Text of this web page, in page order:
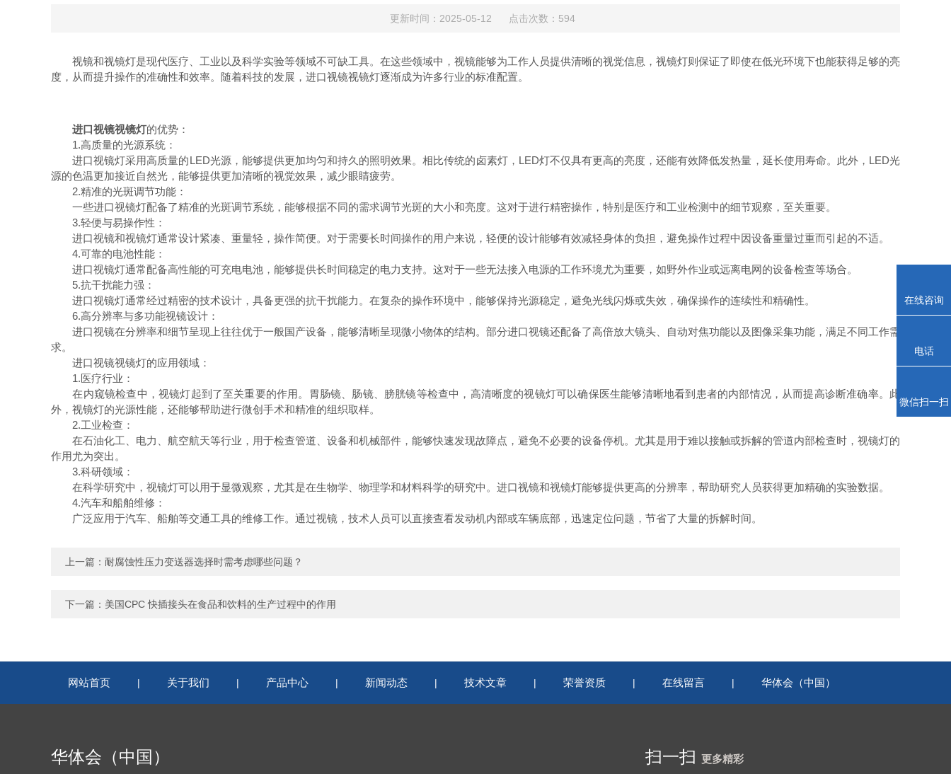
更新时间：2025-05-12 点击次数：594
视镜和视镜灯是现代医疗、工业以及科学实验等领域不可缺工具。在这些领域中，视镜能够为工作人员提供清晰的视觉信息，视镜灯则保证了即使在低光环境下也能获得足够的亮
度，从而提升操作的准确性和效率。随着科技的发展，进口视镜视镜灯逐渐成为许多行业的标准配置。
进口视镜视镜灯的优势：
1.高质量的光源系统：
进口视镜灯采用高质量的LED光源，能够提供更加均匀和持久的照明效果。相比传统的卤素灯，LED灯不仅具有更高的亮度，还能有效降低发热量，延长使用寿命。此外，LED光
源的色温更加接近自然光，能够提供更加清晰的视觉效果，减少眼睛疲劳。
2.精准的光斑调节功能：
一些进口视镜灯配备了精准的光斑调节系统，能够根据不同的需求调节光斑的大小和亮度。这对于进行精密操作，特别是医疗和工业检测中的细节观察，至关重要。
3.轻便与易操作性：
进口视镜和视镜灯通常设计紧凑、重量轻，操作简便。对于需要长时间操作的用户来说，轻便的设计能够有效减轻身体的负担，避免操作过程中因设备重量过重而引起的不适。
4.可靠的电池性能：
进口视镜灯通常配备高性能的可充电电池，能够提供长时间稳定的电力支持。这对于一些无法接入电源的工作环境尤为重要，如野外作业或远离电网的设备检查等场合。
5.抗干扰能力强：
进口视镜灯通常经过精密的技术设计，具备更强的抗干扰能力。在复杂的操作环境中，能够保持光源稳定，避免光线闪烁或失效，确保操作的连续性和精确性。
6.高分辨率与多功能视镜设计：
进口视镜在分辨率和细节呈现上往往优于一般国产设备，能够清晰呈现微小物体的结构。部分进口视镜还配备了高倍放大镜头、自动对焦功能以及图像采集功能，满足不同工作需
求。
进口视镜视镜灯的应用领域：
1.医疗行业：
在内窥镜检查中，视镜灯起到了至关重要的作用。胃肠镜、肠镜、膀胱镜等检查中，高清晰度的视镜灯可以确保医生能够清晰地看到患者的内部情况，从而提高诊断准确率。此
外，视镜灯的光源性能，还能够帮助进行微创手术和精准的组织取样。
2.工业检查：
在石油化工、电力、航空航天等行业，用于检查管道、设备和机械部件，能够快速发现故障点，避免不必要的设备停机。尤其是用于难以接触或拆解的管道内部检查时，视镜灯的
作用尤为突出。
3.科研领域：
在科学研究中，视镜灯可以用于显微观察，尤其是在生物学、物理学和材料科学的研究中。进口视镜和视镜灯能够提供更高的分辨率，帮助研究人员获得更加精确的实验数据。
4.汽车和船舶维修：
广泛应用于汽车、船舶等交通工具的维修工作。通过视镜，技术人员可以直接查看发动机内部或车辆底部，迅速定位问题，节省了大量的拆解时间。
上一篇： 耐腐蚀性压力变送器选择时需考虑哪些问题？
下一篇： 美国CPC 快插接头在食品和饮料的生产过程中的作用
网站首页 | 关于我们 | 产品中心 | 新闻动态 | 技术文章 | 荣誉资质 | 在线留言 | 华体会（中国）
华体会（中国） 扫一扫 更多精彩
在线咨询
电话
微信扫一扫